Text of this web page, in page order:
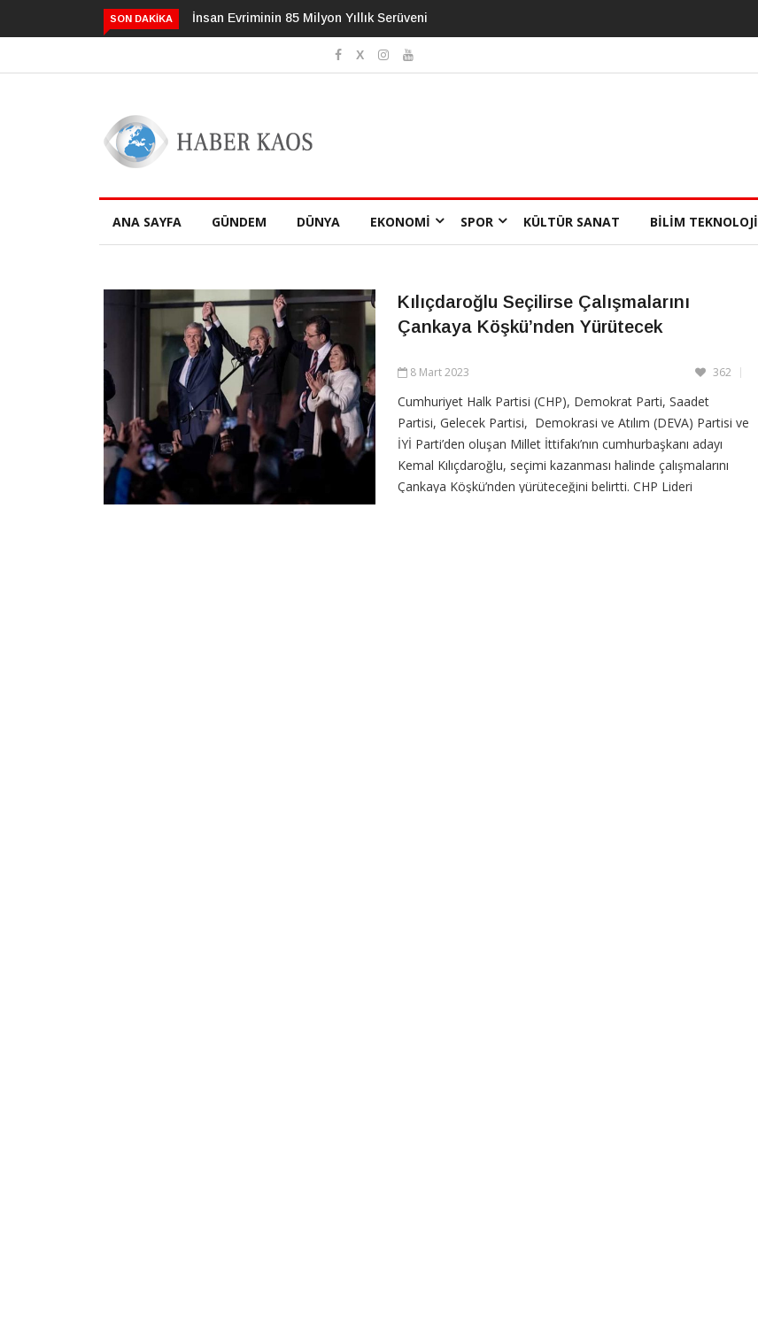
SON DAKIKA İnsan Evriminin 85 Milyon Yıllık Serüveni3 Alışkanlık Demansı 13 Yıl
Geciktirebilir
ANA SAYFA GÜNDEM DÜNYA EKONOMI SPOR KÜLTÜR SANAT BILIM TEKNOLOJI
Kılıçdaroğlu Seçilirse Çalışmalarını
Çankaya Köşkü’nden Yürütecek
8 Mart 2023 362
Cumhuriyet Halk Partisi (CHP), Demokrat Parti, Saadet
Partisi, Gelecek Partisi, Demokrasi ve Atılım (DEVA) Partisi ve
İYİ Parti’den oluşan Millet İttifakı’nın cumhurbaşkanı adayı
Kemal Kılıçdaroğlu, seçimi kazanması halinde çalışmalarını
Çankaya Köşkü’nden yürüteceğini belirtti. CHP Lideri